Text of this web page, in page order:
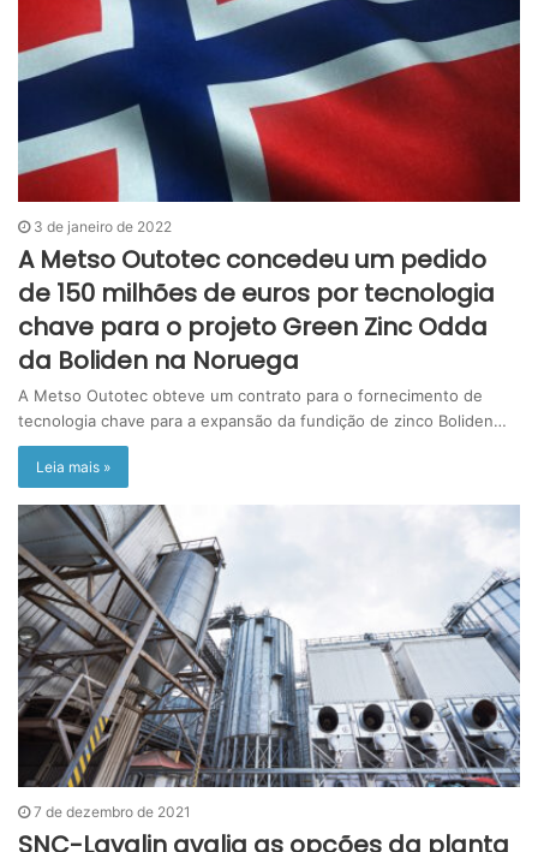
3 de janeiro de 2022
A Metso Outotec concedeu um pedido
de 150 milhões de euros por tecnologia
chave para o projeto Green Zinc Odda
da Boliden na Noruega
A Metso Outotec obteve um contrato para o fornecimento de
tecnologia chave para a expansão da fundição de zinco Boliden…
Leia mais »
7 de dezembro de 2021
SNC-Lavalin avalia as opções da planta